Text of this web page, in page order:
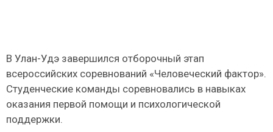
В Улан-Удэ завершился отборочный этап
всероссийских соревнований «Человеческий фактор».
Студенческие команды соревновались в навыках
оказания первой помощи и психологической
поддержки.